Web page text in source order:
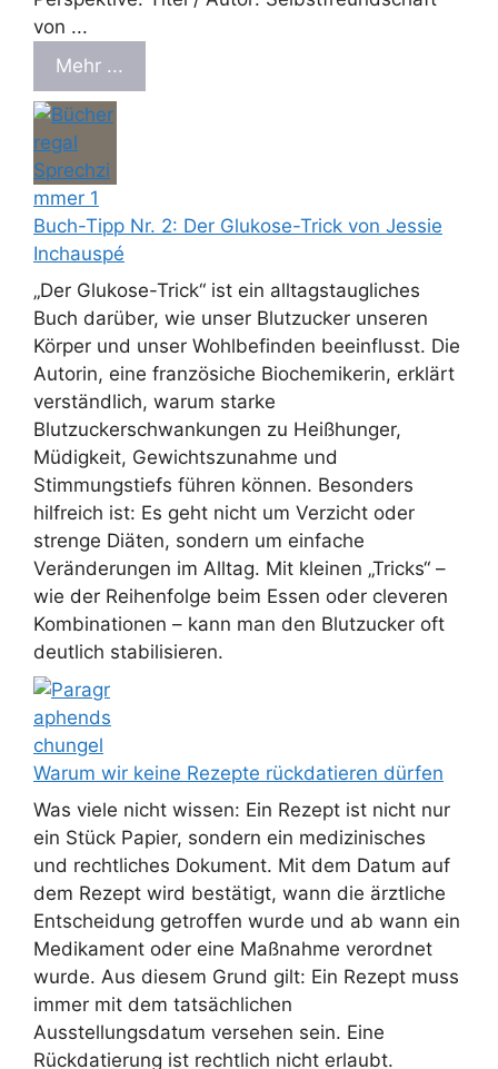
von ...
Mehr ...
Buch-Tipp Nr. 2: Der Glukose-Trick von Jessie
Inchauspé
„Der Glukose-Trick“ ist ein alltagstaugliches
Buch darüber, wie unser Blutzucker unseren
Körper und unser Wohlbefinden beeinflusst. Die
Autorin, eine französiche Biochemikerin, erklärt
verständlich, warum starke
Blutzuckerschwankungen zu Heißhunger,
Müdigkeit, Gewichtszunahme und
Stimmungstiefs führen können. Besonders
hilfreich ist: Es geht nicht um Verzicht oder
strenge Diäten, sondern um einfache
Veränderungen im Alltag. Mit kleinen „Tricks“ –
wie der Reihenfolge beim Essen oder cleveren
Kombinationen – kann man den Blutzucker oft
deutlich stabilisieren.
Warum wir keine Rezepte rückdatieren dürfen
Was viele nicht wissen: Ein Rezept ist nicht nur
ein Stück Papier, sondern ein medizinisches
und rechtliches Dokument. Mit dem Datum auf
dem Rezept wird bestätigt, wann die ärztliche
Entscheidung getroffen wurde und ab wann ein
Medikament oder eine Maßnahme verordnet
wurde. Aus diesem Grund gilt: Ein Rezept muss
immer mit dem tatsächlichen
Ausstellungsdatum versehen sein. Eine
Rückdatierung ist rechtlich nicht erlaubt.